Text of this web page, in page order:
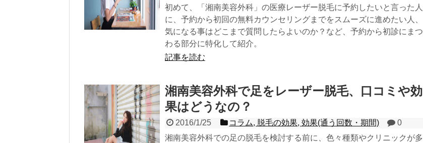
初めて、「湘南美容外科」の医療レーザー脱毛に予約したいと言った人
に、予約から初回の無料カウンセリングまでをスムーズに進めたい人、
気になる事はどこまで質問したらよいのか？など、予約から初診にまつ
わる部分に特化して紹介。
記事を読む
湘南美容外科で足をレーザー脱毛、口コミや効
果はどうなの？
2016/1/25 コラム, 脱毛の効果,効果(通う回数・期間)
0
湘南美容外科での足の脱毛を検討する前に、色々種類やクリニックが多